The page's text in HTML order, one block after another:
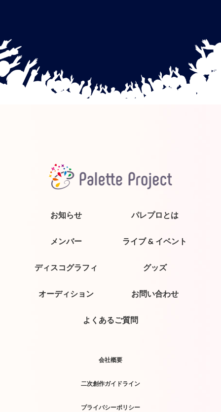
お知らせ パレプロとは
メンバー ライブ & イベント
ディスコグラフィ グッズ
オーディション お問い合わせ
よくあるご質問
会社概要
二次創作ガイドライン
プライバシーポリシー